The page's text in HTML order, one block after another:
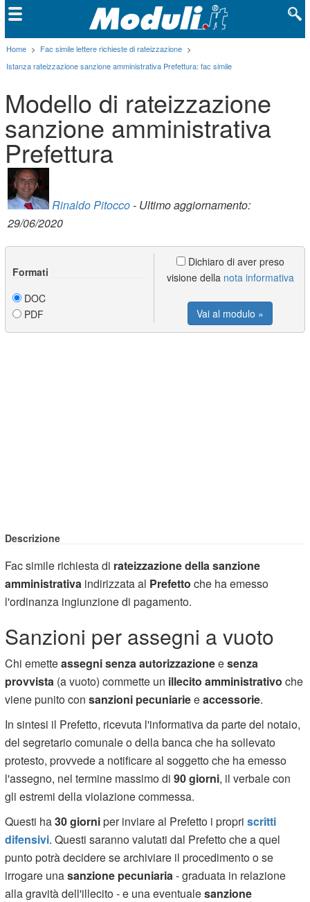
Home > Fac simile lettere richieste di rateizzazione >
Istanza rateizzazione sanzione amministrativa Prefettura: fac simile
Modello di rateizzazione
sanzione amministrativa
Prefettura
Rinaldo Pitocco- Ultimo aggiornamento:
29/06/2020
Formati
DOC
PDF
Dichiaro di aver preso
visione della nota informativa
Vai al modulo »
Descrizione
Fac simile richiesta di rateizzazione della sanzione
amministrativa indirizzata al Prefetto che ha emesso
l'ordinanza ingiunzione di pagamento.
Sanzioni per assegni a vuoto
Chi emetteassegni senza autorizzazioneesenza
provvista (a vuoto) commette un illecito amministrativo che
viene punito consanzioni pecuniarieeaccessorie.
In sintesi il Prefetto, ricevuta l'informativa da parte del notaio,
del segretario comunale o della banca che ha sollevato
protesto, provvede a notificare al soggetto che ha emesso
l'assegno, nel termine massimo di90 giorni, il verbale con
gli estremi della violazione commessa.
Questi ha30 giorniper inviare al Prefetto i propriscritti
difensivi. Questi saranno valutati dal Prefetto che a quel
punto potrà decidere se archiviare il procedimento o se
irrogare unasanzione pecuniaria - graduata in relazione
alla gravità dell'illecito - e una eventualesanzione